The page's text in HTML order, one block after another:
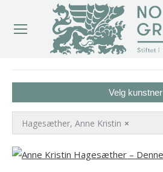
Velg kunstner
×
Hagesæther, Anne Kristin